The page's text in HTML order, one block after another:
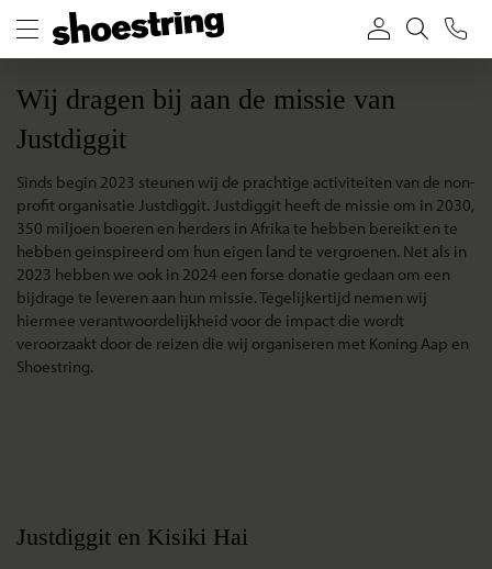
Wij dragen bij aan de missie van
Justdiggit
Sinds begin 2023 steunen wij de prachtige activiteiten van de non-
profit organisatie Justdiggit. Justdiggit heeft de missie om in 2030,
350 miljoen boeren en herders in Afrika te hebben bereikt en te
hebben geinspireerd om hun eigen land te vergroenen. Net als in
2023 hebben we ook in 2024 een forse donatie gedaan om een
bijdrage te leveren aan hun missie. Tegelijkertijd nemen wij
hiermee verantwoordelijkheid voor de impact die wordt
veroorzaakt door de reizen die wij organiseren met Koning Aap en
Shoestring.
Justdiggit en Kisiki Hai